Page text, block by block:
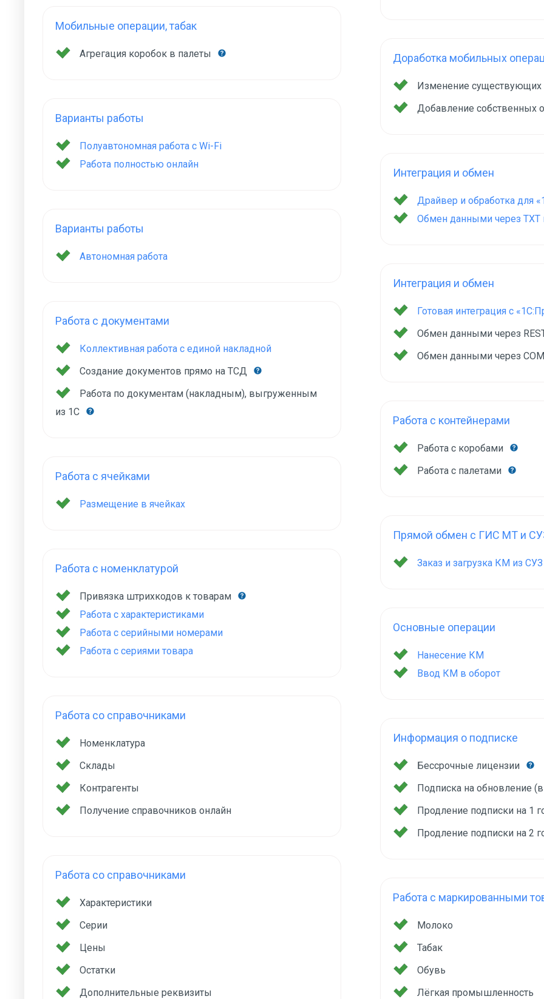
Мобильные операции, табак
Агрегация коробок в палеты
Варианты работы
Полуавтономная работа с Wi-Fi
Работа полностью онлайн
Варианты работы
Автономная работа
Работа с документами
Коллективная работа с единой накладной
Создание документов прямо на ТСД
Работа по документам (накладным), выгруженным
из 1С
Работа с ячейками
Размещение в ячейках
Работа с номенклатурой
Привязка штрихкодов к товарам
Работа с характеристиками
Работа с серийными номерами
Работа с сериями товара
Работа со справочниками
Номенклатура
Склады
Контрагенты
Получение справочников онлайн
Работа со справочниками
Характеристики
Серии
Цены
Остатки
Дополнительные реквизиты
Доработка мобильных
Изменение
Добавление собственных
Интеграция и обмен
Драйвер и обработка для
Обмен данными через TXT
Интеграция и обмен
Готовая интеграция с
Обмен данными через
Обмен данными через
Работа с контейнерами
Работа с коробами
Работа с палетами
Прямой обмен с ГИС МТ и
Заказ и загрузка КМ из
Основные операции
Нанесение КМ
Ввод КМ в оборот
Информация о подписке
Бессрочные лицензии
Подписка на обновление
Продление подписки на 1
Продление подписки на 2
Работа с маркированными
Молоко
Табак
Обувь
Лёгкая промышленность